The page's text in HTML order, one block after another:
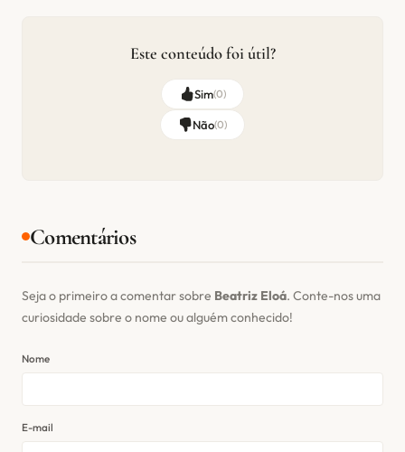
Este conteúdo foi útil?
Sim(0)
Não(0)
Comentários
Seja o primeiro a comentar sobre Beatriz Eloá. Conte-nos uma
curiosidade sobre o nome ou alguém conhecido!
Nome
E-mail